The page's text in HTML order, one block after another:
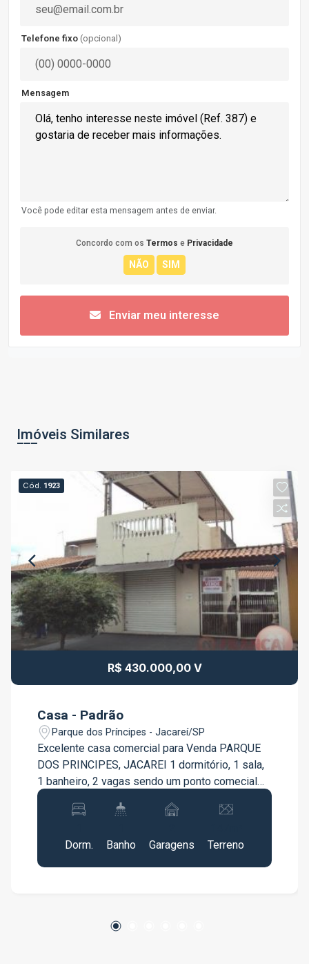
Telefone fixo (opcional)
Mensagem
Você pode editar esta mensagem antes de enviar.
Concordo com os Termos e Privacidade
Enviar meu interesse
Imóveis Similares
Cód. 1923
R$ 430.000,00 V
Casa - Padrão
Parque dos Príncipes - Jacareí/SP
Excelente casa comercial para Venda PARQUE
DOS PRINCIPES, JACAREI 1 dormitório, 1 sala,
1 banheiro, 2 vagas sendo um ponto comecial
no piso inferor
Dorm.
Banho
Garagens
Terreno